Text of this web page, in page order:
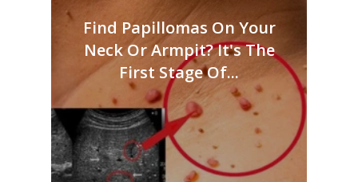
Find Papillomas On Your
Neck Or Armpit? It's The
First Stage Of...